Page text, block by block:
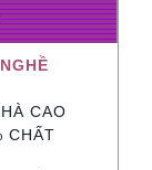
CAO
CHẤT